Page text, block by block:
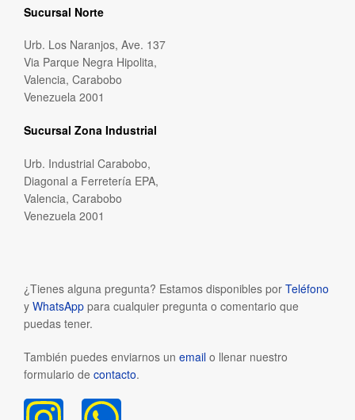
Sucursal Norte
Urb. Los Naranjos, Ave. 137
Via Parque Negra Hipolita,
Valencia, Carabobo
Venezuela 2001
Sucursal Zona Industrial
Urb. Industrial Carabobo,
Diagonal a Ferretería EPA,
Valencia, Carabobo
Venezuela 2001
¿Tienes alguna pregunta? Estamos disponibles por Teléfono
y WhatsApp para cualquier pregunta o comentario que
puedas tener.
También puedes enviarnos un email o llenar nuestro
formulario de contacto.